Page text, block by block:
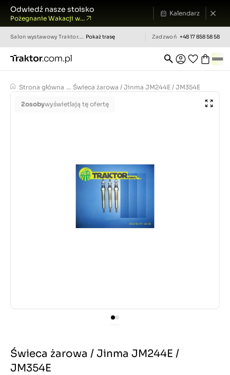
Odwiedź nasze stoisko
Pożegnanie Wakacji w...
Kalendarz
Salon wystawowy Traktor.com.pl Pokaż trasę Zadzwoń +48 17 858 58 58
Strona główna ... Świeca żarowa / Jinma JM244E / JM354E
2osobywyświetlają tę ofertę
Świeca żarowa / Jinma JM244E /
JM354E